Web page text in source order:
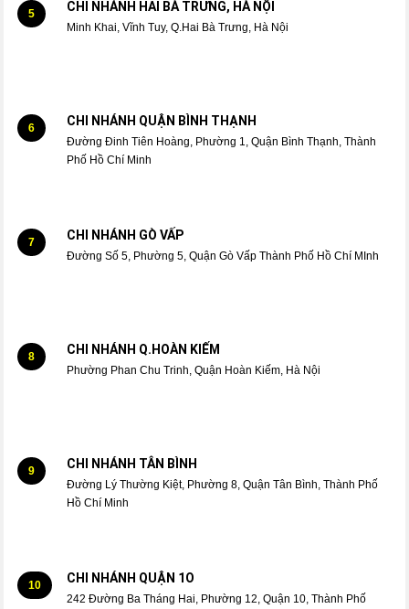
5 CHI NHÁNH HAI BÀ TRƯNG, HÀ NỘI
Minh Khai, Vĩnh Tuy, Q.Hai Bà Trưng, Hà Nội
6 CHI NHÁNH QUẬN BÌNH THẠNH
Đường Đinh Tiên Hoàng, Phường 1, Quận Bình Thạnh, Thành
Phố Hồ Chí Minh
7 CHI NHÁNH GÒ VẤP
Đường Số 5, Phường 5, Quận Gò Vấp Thành Phố Hồ Chí MInh
8 CHI NHÁNH Q.HOÀN KIẾM
Phường Phan Chu Trinh, Quận Hoàn Kiếm, Hà Nội
9 CHI NHÁNH TÂN BÌNH
Đường Lý Thường Kiệt, Phường 8, Quận Tân Bình, Thành Phố
Hồ Chí Minh
10 CHI NHÁNH QUẬN 1O
242 Đường Ba Tháng Hai, Phường 12, Quận 10, Thành Phố